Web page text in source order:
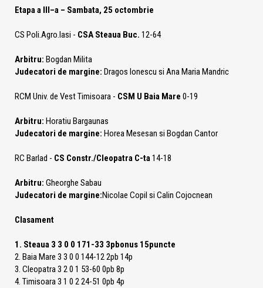
Etapa a III–a – Sambata, 25 octombrie
CS Poli.Agro.Iasi - CSA Steaua Buc. 12-64
Arbitru: Bogdan Milita
Judecatori de margine: Dragos Ionescu si Ana Maria Mandric
RCM Univ. de Vest Timisoara - CSM U Baia Mare 0-19
Arbitru: Horatiu Bargaunas
Judecatori de margine: Horea Mesesan si Bogdan Cantor
RC Barlad - CS Constr./Cleopatra C-ta14-18
Arbitru: Gheorghe Sabau
Judecatori de margine:Nicolae Copil si Calin Cojocnean
Clasament
1. Steaua 3 3 0 0 171-33 3pbonus 15puncte
2. Baia Mare 3 3 0 0 144-12 2pb 14p
3. Cleopatra 3 2 0 1 53-60 0pb 8p
4. Timisoara 3 1 0 2 24-51 0pb 4p